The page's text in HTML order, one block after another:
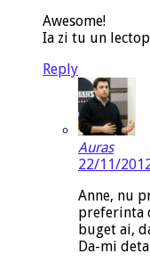
Awesome!
Ia zi tu un
Reply
Auras
22/11/
Anne, nu
preferinta
buget ai,
Da-mi